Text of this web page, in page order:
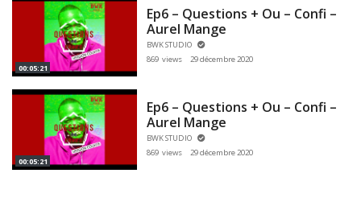
00:05:21
Ep6 – Questions + Ou – Confi –
Aurel Mange
BWK STUDIO
869 views
29 décembre 2020
00:05:21
Ep6 – Questions + Ou – Confi –
Aurel Mange
BWK STUDIO
869 views
29 décembre 2020